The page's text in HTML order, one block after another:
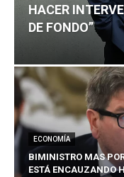
HACER
DE FONDO”
ECONOMÍA
BIMINISTRO MAS
ESTÁ ENCAUZANDO